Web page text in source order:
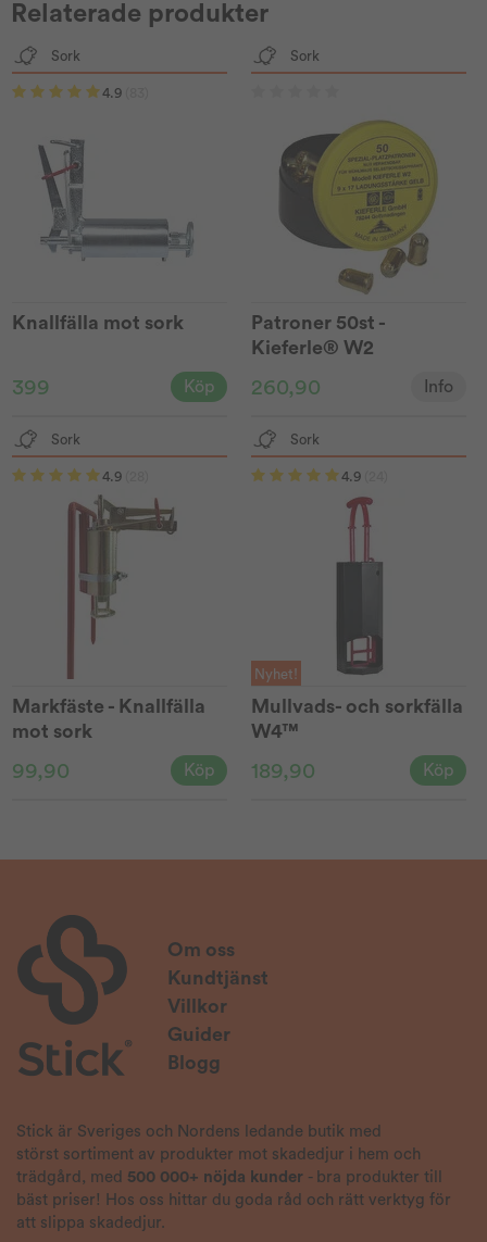
Relaterade produkter
Sork
4.9
Knallfälla mot sork
399 Köp
Sork
Patroner 50st -
Kieferle® W2
260,90 Info
Sork
4.9
Markfäste - Knallfälla
mot sork
99,90 Köp
Sork
4.9
Nyhet!
Mullvads- och sorkfälla
W4™
189,90 Köp
Om oss
Kundtjänst
Villkor
Guider
Blogg
Stick är Sveriges och Nordens ledande butik med
störst sortiment av produkter mot skadedjur i hem och
trädgård, med 500 000+ nöjda kunder - bra produkter till
bäst priser! Hos oss hittar du goda råd och rätt verktyg för
att slippa skadedjur.